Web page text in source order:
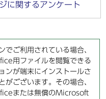
に関するアンケート
でご利用されている場合、
用ファイルを閲覧できる
ンが端末にインストールさ
がございます。その場合、
または無償のMicrosoft